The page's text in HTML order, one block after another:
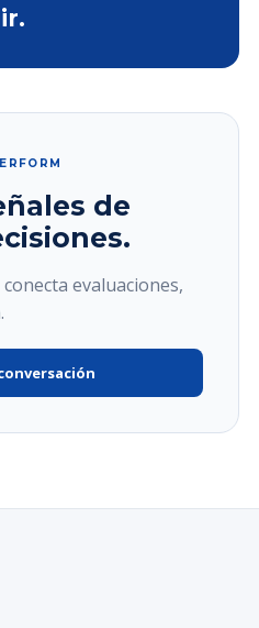
de
evaluaciones,